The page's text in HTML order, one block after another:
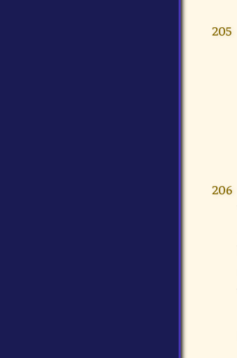
205
206